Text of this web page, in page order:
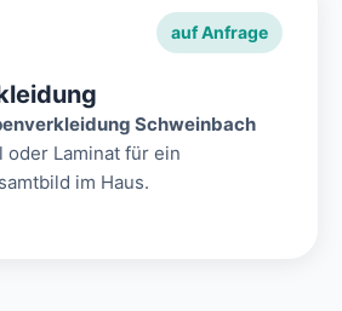
auf Anfrage
Schweinbach
oder Laminat für ein
im Haus.